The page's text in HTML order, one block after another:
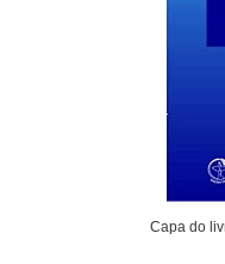
Capa do